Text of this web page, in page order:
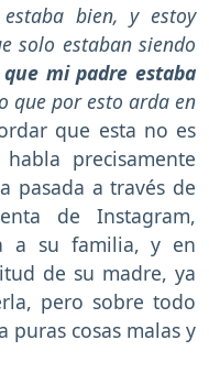
estaba bien, y estoy
solo estaban siendo
mi padre estaba
que por esto arda en
que esta no es
precisamente
pasada a través de
de Instagram,
a su familia, y en
de su madre, ya
pero sobre todo
puras cosas malas y